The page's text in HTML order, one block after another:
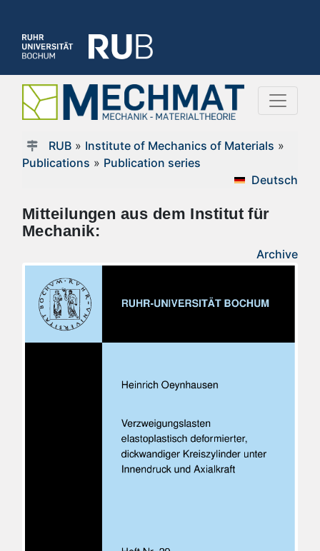
RUB» Institute of Mechanics of Materials »
Publications » Publication series
Deutsch
Mitteilungen aus dem Institut für
Mechanik:
Archive